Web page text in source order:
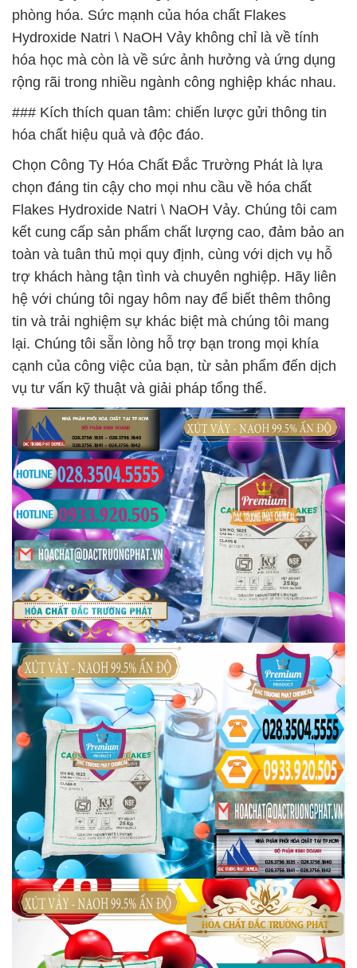
phòng hóa. Sức mạnh của hóa chất Flakes
Hydroxide Natri \ NaOH Vảy không chỉ là về tính
hóa học mà còn là về sức ảnh hưởng và ứng dụng
rộng rãi trong nhiều ngành công nghiệp khác nhau.
### Kích thích quan tâm: chiến lược gửi thông tin
hóa chất hiệu quả và độc đáo.
Chọn Công Ty Hóa Chất Đắc Trường Phát là lựa
chọn đáng tin cậy cho mọi nhu cầu về hóa chất
Flakes Hydroxide Natri \ NaOH Vảy. Chúng tôi cam
kết cung cấp sản phẩm chất lượng cao, đảm bảo an
toàn và tuân thủ mọi quy định, cùng với dịch vụ hỗ
trợ khách hàng tận tình và chuyên nghiệp. Hãy liên
hệ với chúng tôi ngay hôm nay để biết thêm thông
tin và trải nghiệm sự khác biệt mà chúng tôi mang
lại. Chúng tôi sẵn lòng hỗ trợ bạn trong mọi khía
cạnh của công việc của bạn, từ sản phẩm đến dịch
vụ tư vấn kỹ thuật và giải pháp tổng thể.